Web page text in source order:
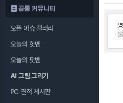
공통 커뮤니티
오픈 이슈 갤러리
오늘의 핫벤
오늘의 팟벤
AI 그림 그리기
PC 견적 게시판